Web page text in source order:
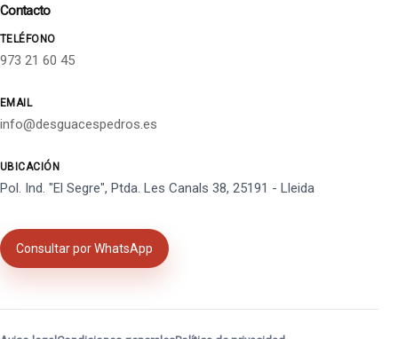
Contacto
TELÉFONO
973 21 60 45
EMAIL
info@desguacespedros.es
UBICACIÓN
Pol. Ind. "El Segre", Ptda. Les Canals 38, 25191 - Lleida
Consultar por WhatsApp